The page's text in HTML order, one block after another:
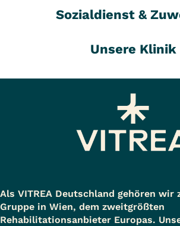
Sozialdienst &
Unsere Klinik
Als VITREA Deutschland gehören wir
Gruppe in Wien, dem zweitgrößten
Rehabilitationsanbieter Europas.